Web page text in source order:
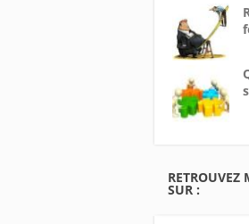
RETROUVEZ
SUR :